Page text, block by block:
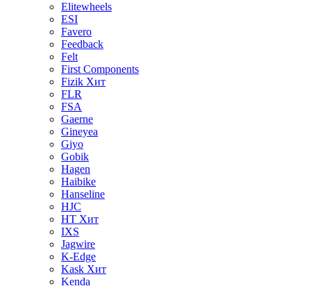
Elitewheels
ESI
Favero
Feedback
Felt
First Components
Fizik Хит
FLR
FSA
Gaerne
Gineyea
Giyo
Gobik
Hagen
Haibike
Hanseline
HJC
HT Хит
IXS
Jagwire
K-Edge
Kask Хит
Kenda